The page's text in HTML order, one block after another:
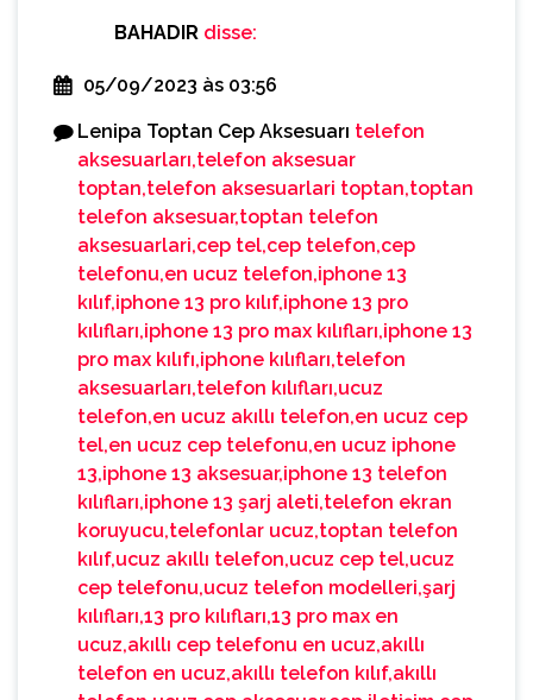
BAHADIR disse:
05/09/2023 às 03:56
Lenipa Toptan Cep Aksesuarı telefon
aksesuarları,telefon aksesuar
toptan,telefon aksesuarlari toptan,toptan
telefon aksesuar,toptan telefon
aksesuarlari,cep tel,cep telefon,cep
telefonu,en ucuz telefon,iphone 13
kılıf,iphone 13 pro kılıf,iphone 13 pro
kılıfları,iphone 13 pro max kılıfları,iphone 13
pro max kılıfı,iphone kılıfları,telefon
aksesuarları,telefon kılıfları,ucuz
telefon,en ucuz akıllı telefon,en ucuz cep
tel,en ucuz cep telefonu,en ucuz iphone
13,iphone 13 aksesuar,iphone 13 telefon
kılıfları,iphone 13 şarj aleti,telefon ekran
koruyucu,telefonlar ucuz,toptan telefon
kılıf,ucuz akıllı telefon,ucuz cep tel,ucuz
cep telefonu,ucuz telefon modelleri,şarj
kılıfları,13 pro kılıfları,13 pro max en
ucuz,akıllı cep telefonu en ucuz,akıllı
telefon en ucuz,akıllı telefon kılıf,akıllı